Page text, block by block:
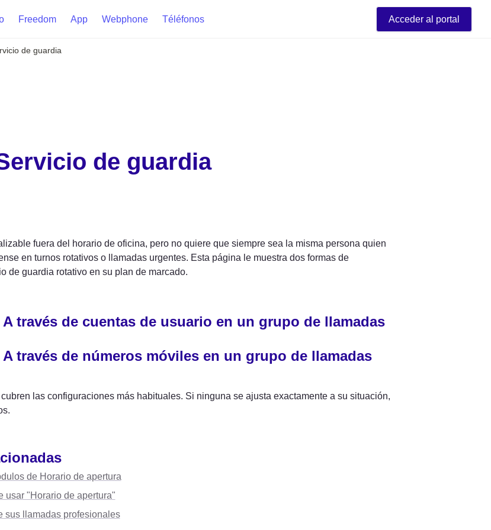
Freedom App Webphone Téléfonos Acceder al portal
de guardia
de guardia
fuera del horario de oficina, pero no quiere que siempre sea la misma persona quien
en turnos rotativos o llamadas urgentes. Esta página le muestra dos formas de
de guardia rotativo en su plan de marcado.
través de cuentas de usuario en un grupo de llamadas
través de números móviles en un grupo de llamadas
las configuraciones más habituales. Si ninguna se ajusta exactamente a su situación,
de Horario de apertura
usar "Horario de apertura"
sus llamadas profesionales